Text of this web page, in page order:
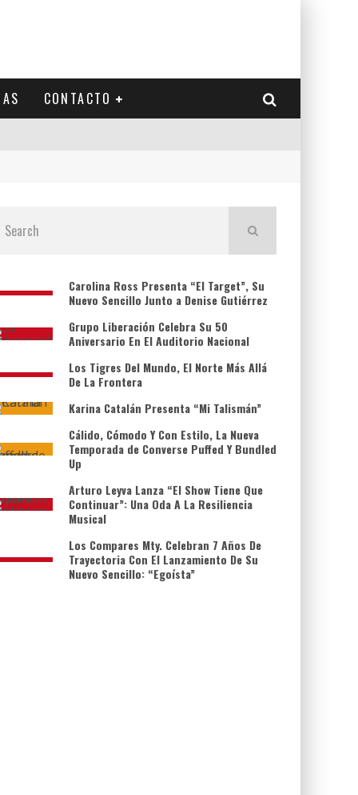
CONTACTO
Carolina Ross Presenta “El Target”, Su
Nuevo Sencillo Junto a Denise Gutiérrez
Grupo Liberación Celebra Su 50
Aniversario En El Auditorio Nacional
Los Tigres Del Mundo, El Norte Más Allá
De La Frontera
Karina Catalán Presenta “Mi Talismán”
Cálido, Cómodo Y Con Estilo, La Nueva
Temporada de Converse Puffed Y Bundled
Up
Arturo Leyva Lanza “El Show Tiene Que
Continuar”: Una Oda A La Resiliencia
Musical
Los Compares Mty. Celebran 7 Años De
Trayectoria Con El Lanzamiento De Su
Nuevo Sencillo: “Egoísta”